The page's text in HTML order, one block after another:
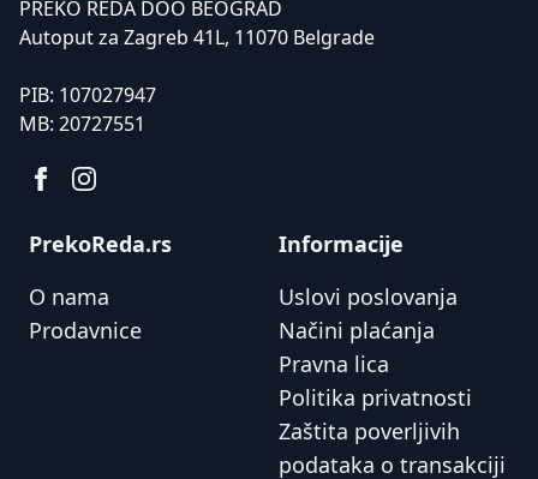
PREKO REDA DOO BEOGRAD
Autoput za Zagreb 41L, 11070 Belgrade
PIB: 107027947
MB: 20727551
PrekoReda.rs
O nama
Prodavnice
Informacije
Uslovi poslovanja
Načini plaćanja
Pravna lica
Politika privatnosti
Zaštita poverljivih
podataka o transakciji